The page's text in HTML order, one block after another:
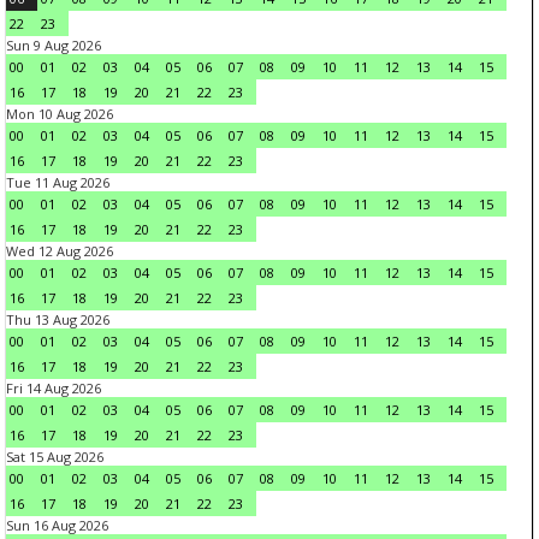
22
23
Sun 9 Aug 2026
00
01 02 03 04 05 06 07 08 09 10 11 12 13 14
15
16
17 18 19 20 21 22
23
Mon 10 Aug 2026
00
01 02 03 04 05 06 07 08 09 10 11 12 13 14
15
16
17 18 19 20 21 22
23
Tue 11 Aug 2026
00
01 02 03 04 05 06 07 08 09 10 11 12 13 14
15
16
17 18 19 20 21 22
23
Wed 12 Aug 2026
00
01 02 03 04 05 06 07 08 09 10 11 12 13 14
15
16
17 18 19 20 21 22
23
Thu 13 Aug 2026
00
01 02 03 04 05 06 07 08 09 10 11 12 13 14
15
16
17 18 19 20 21 22
23
Fri 14 Aug 2026
00
01 02 03 04 05 06 07 08 09 10 11 12 13 14
15
16
17 18 19 20 21 22
23
Sat 15 Aug 2026
00
01 02 03 04 05 06 07 08 09 10 11 12 13 14
15
16
17 18 19 20 21 22
23
Sun 16 Aug 2026